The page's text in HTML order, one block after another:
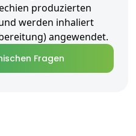
produzierten
werden inhaliert
angewendet.
Fragen